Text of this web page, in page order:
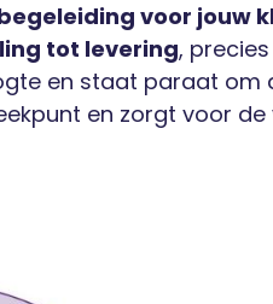
voor jouw
tot levering,
en staat paraat om
en zorgt voor